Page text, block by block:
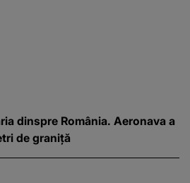
dinspre România. Aeronava a
de graniță